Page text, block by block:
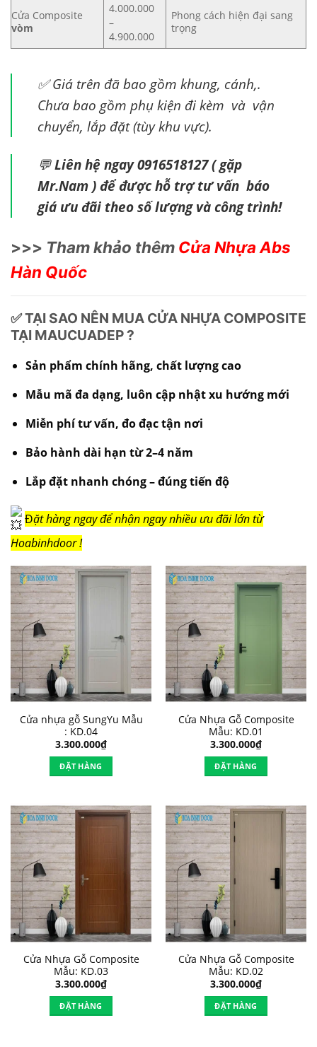
Cửa Composite
vòm
4.000.000
–
4.900.000
Phong cách hiện đại sang
trọng
✅ Giá trên đã bao gồm khung, cánh,.
Chưa bao gồm phụ kiện đi kèm và vận
chuyển, lắp đặt (tùy khu vực).
💬Liên hệ ngay 0916518127 ( gặp
Mr.Nam ) để được hỗ trợ tư vấn báo
giá ưu đãi theo số lượng và công trình!
>>> Tham khảo thêm Cửa Nhựa Abs
Hàn Quốc
✅ TẠI SAO NÊN MUA CỬA NHỰA COMPOSITE
TẠI MAUCUADEP ?
Sản phẩm chính hãng, chất lượng cao
Mẫu mã đa dạng, luôn cập nhật xu hướng mới
Miễn phí tư vấn, đo đạc tận nơi
Bảo hành dài hạn từ 2–4 năm
Lắp đặt nhanh chóng – đúng tiến độ
Đặt hàng ngay để nhận ngay nhiều ưu đãi lớn từ
Hoabinhdoor !
Cửa nhựa gỗ SungYu Mẫu
: KD.04
3.300.000₫
ĐẶT HÀNG
Cửa Nhựa Gỗ Composite
Mẫu: KD.01
3.300.000₫
ĐẶT HÀNG
Cửa Nhựa Gỗ Composite
Mẫu: KD.03
3.300.000₫
ĐẶT HÀNG
Cửa Nhựa Gỗ Composite
Mẫu: KD.02
3.300.000₫
ĐẶT HÀNG